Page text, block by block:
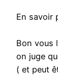
En savoir
Bon vous
on juge
( et peut